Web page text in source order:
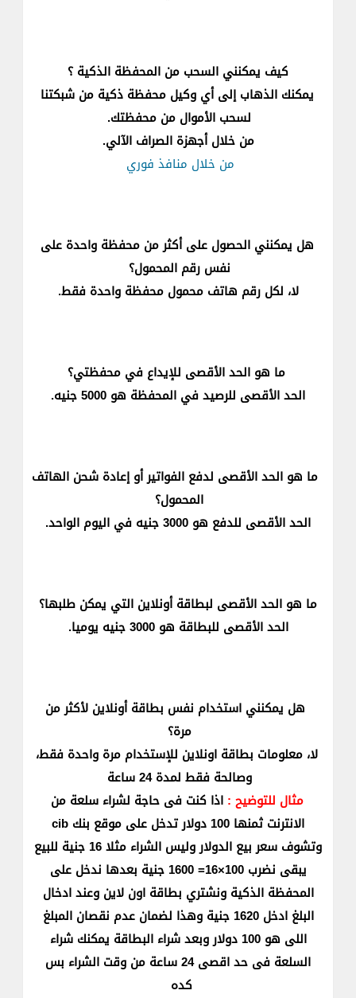
كيف يمكنني السحب من المحفظة الذكية ؟​
​يمكنك الذهاب إلى أي وكيل محفظة ذكية من شبكتنا
لسحب الأموال من​ محفظتك.​
​​​من خلال أجهزة الصراف الآلي​.
من خلال منافذ فوري
هل يمكنني الحصول على أكثر من محفظة واحدة على
نفس رقم المحمول؟
​لا، لكل رقم هاتف محمول محفظة واحدة فقط.​​
ما هو الحد الأقصى للإيداع في محفظتي؟
الحد الأقصى للرصيد في المحفظة هو 5000 جنيه.​​
ما هو الحد الأقصى لدفع الفواتير أو إعادة شحن الهاتف
المحمول؟
الحد الأقصى للدفع هو 3000 جنيه في اليوم الواحد.​
ما هو الحد الأقصى لبطاقة أونلاين التي يمكن طلبها؟
الحد الأقصى للبطاقة هو 3000 جنيه يوميا.​
هل يمكنني استخدام نفس بطاقة أونلاين لأكثر من
مرة؟
لا، معلومات بطاقة اونلاين ​للإستخدام مرة واحدة فقط،
وصالحة فقط لمدة 24 ساعة​​​
مثال للتوضيح : اذا كنت فى حاجة لشراء سلعة من
الانترنت ثمنها 100 دولار تدخل على موقع بنك cib
وتشوف سعر بيع الدولار وليس الشراء مثلا 16 جنية للبيع
يبقى نضرب 100×16= 1600 جنية بعدها ندخل على
المحفظة الذكية ونشتري بطاقة اون لاين وعند ادخال
البلغ ادخل 1620 جنية وهذا لضمان عدم نقصان المبلغ
اللى هو 100 دولار وبعد شراء البطاقة يمكنك شراء
السلعة فى حد اقصى 24 ساعة من وقت الشراء بس
كده